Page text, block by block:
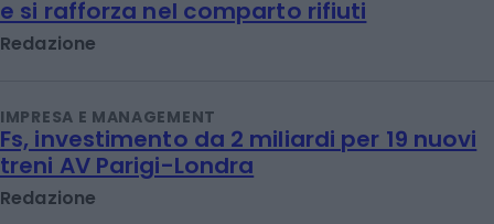
e si rafforza nel comparto rifiuti
Redazione
IMPRESA E MANAGEMENT
Fs, investimento da 2 miliardi per 19 nuovi
treni AV Parigi-Londra
Redazione